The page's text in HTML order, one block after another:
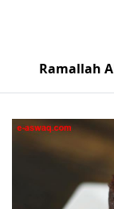
Ramallah